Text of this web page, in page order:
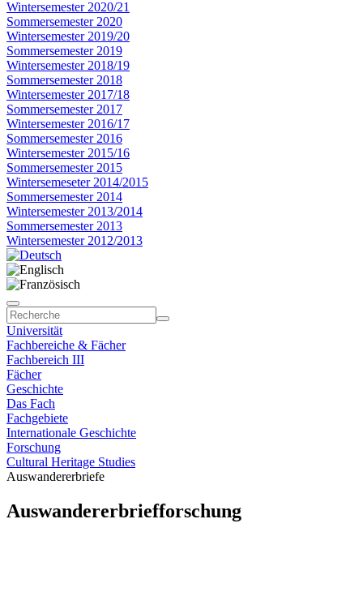
Wintersemester 2020/21
Sommersemester 2020
Wintersemester 2019/20
Sommersemester 2019
Wintersemester 2018/19
Sommersemester 2018
Wintersemester 2017/18
Sommersemester 2017
Wintersemester 2016/17
Sommersemester 2016
Wintersemester 2015/16
Sommersemester 2015
Wintersemeseter 2014/2015
Sommersemester 2014
Wintersemester 2013/2014
Sommersemester 2013
Wintersemester 2012/2013
Universität
Fachbereiche & Fächer
Fachbereich III
Fächer
Geschichte
Das Fach
Fachgebiete
Internationale Geschichte
Forschung
Cultural Heritage Studies
Auswandererbriefe
Auswandererbriefforschung